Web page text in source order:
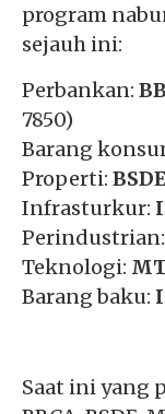
program
sejauh ini:
Perbankan:
7850)
Barang
Properti:
Infrasturkur:
Perindustrian:
Teknologi:
Barang baku:
Saat ini yang